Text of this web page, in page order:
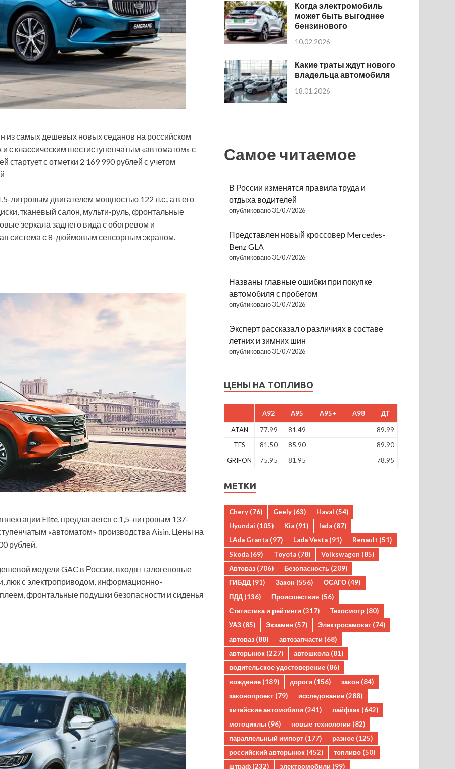
из самых дешевых новых седанов на российском
с классическим шестиступенчатым «автоматом» с
с отметки 2 169 990 рублей с учетом
литровым двигателем мощностью 122 л.с., а в его
тканевый салон, мульти-руль, фронтальные
зеркала заднего вида с обогревом и
система с 8-дюймовым сенсорным экраном.
Elite, предлагается с 1,5-литровым 137-
«автоматом» производства Aisin. Цены на
рублей.
модели GAC в России, входят галогеновые
люк с электроприводом, информационно-
фронтальные подушки безопасности и сиденья
Когда электромобиль
может быть выгоднее
бензинового
10.02.2026
Какие траты ждут нового
владельца автомобиля
18.01.2026
Самое читаемое
В России изменятся правила труда и
отдыха водителей
опубликовано 31/07/2026
Представлен новый кроссовер Mercedes-
Benz GLA
опубликовано 31/07/2026
Названы главные ошибки при покупке
автомобиля с пробегом
опубликовано 31/07/2026
Эксперт рассказал о различиях в составе
летних и зимних шин
опубликовано 31/07/2026
ЦЕНЫ НА ТОПЛИВО
A92 A95 A95+ A98 ДТ
ATAN 77.99 81.49
89.99
TES
81.50 85.90
89.90
GRIFON
75.95 81.95 78.95
МЕТКИ
Chery (76) Geely (63) Haval (54)
Hyundai (105) Kia (91) lada (87)
LAda Granta (97) Lada Vesta (91) Renault (51)
Skoda (69) Toyota (78) Volkswagen (85)
Автоваз (706) Безопасность (209)
ГИБДД (91) Закон (556) ОСАГО (49)
ПДД (136) Происшествия (56)
Статистика и рейтинги (317) Техосмотр (80)
УАЗ (85) Экзамен (57) Электросамокат (74)
автоваз (88) автозапчасти (68)
авторынок (227) автошкола (81)
водительское удостоверение (86)
вождение (189) дороги (156) закон (84)
законопроект (79) исследование (288)
китайские автомобили (241) лайфхак (642)
мотоциклы (96) новые технологии (82)
параллельный импорт (177) разное (125)
российский авторынок (452) топливо (50)
штраф (232) электромобили (99)